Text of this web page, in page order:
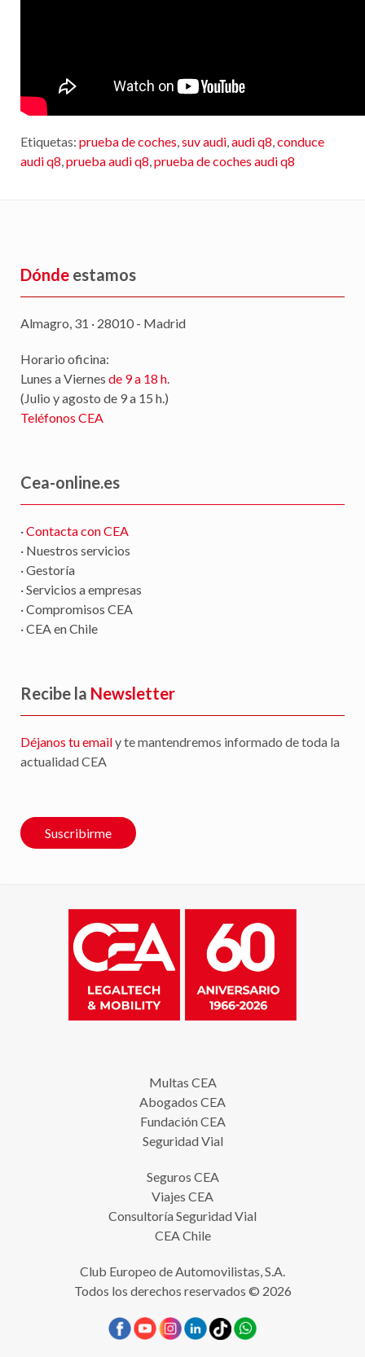
Etiquetas: prueba de coches suv audi audi q8 conduce
audi q8 prueba audi q8 prueba de coches audi q8
Dónde estamos
Almagro, 31 · 28010 - Madrid
Horario oficina:
Lunes a Viernes de 9 a 18 h
(Julio y agosto de 9 a 15 h.)
Teléfonos CEA
Cea-online.es
·Contacta con CEA
· Nuestros servicios
· Gestoría
· Servicios a empresas
· Compromisos CEA
· CEA en Chile
Recibe la Newsletter
Déjanos tu emaily te mantendremos informado de toda la
actualidad CEA
Suscribirme
Multas CEA
Abogados CEA
Fundación CEA
Seguridad Vial
Seguros CEA
Viajes CEA
Consultoría Seguridad Vial
CEA Chile
Club Europeo de Automovilistas, S.A.
Todos los derechos reservados © 2026